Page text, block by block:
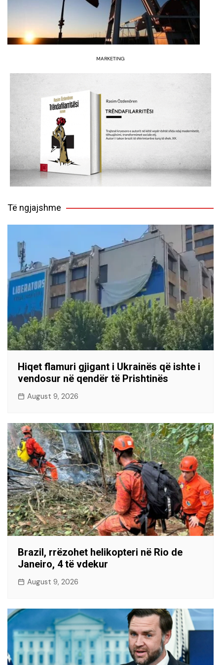
MARKETING
Të ngjajshme
Hiqet flamuri gjigant i Ukrainës që ishte i
vendosur në qendër të Prishtinës
August 9, 2026
Brazil, rrëzohet helikopteri në Rio de
Janeiro, 4 të vdekur
August 9, 2026